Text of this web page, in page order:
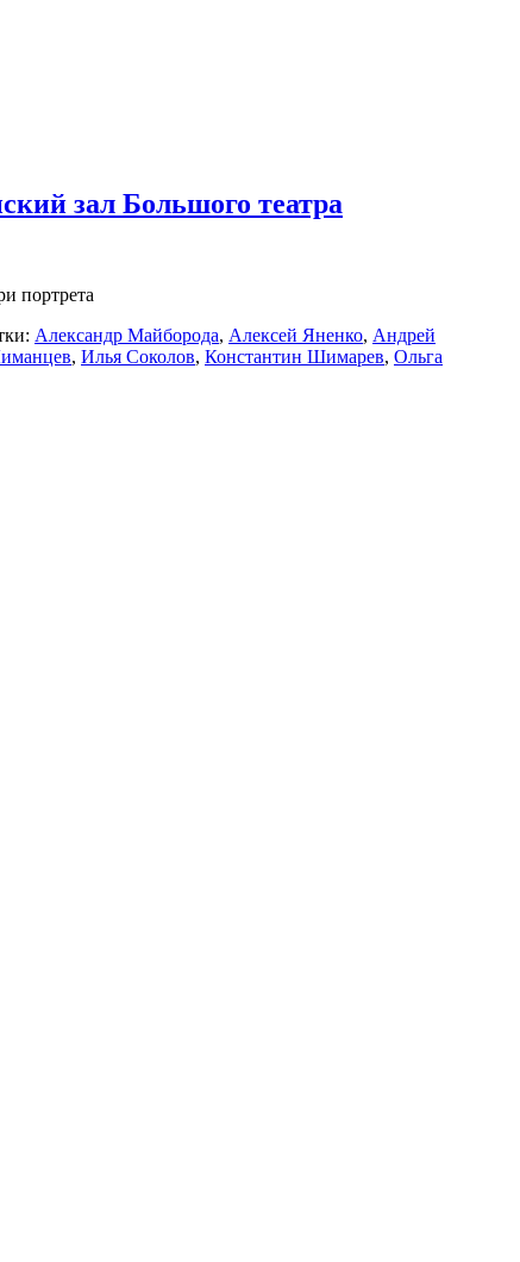
зал Большого театра
портрета
Александр Майборода, Алексей Яненко, Андрей
, Илья Соколов, Константин Шимарев, Ольга